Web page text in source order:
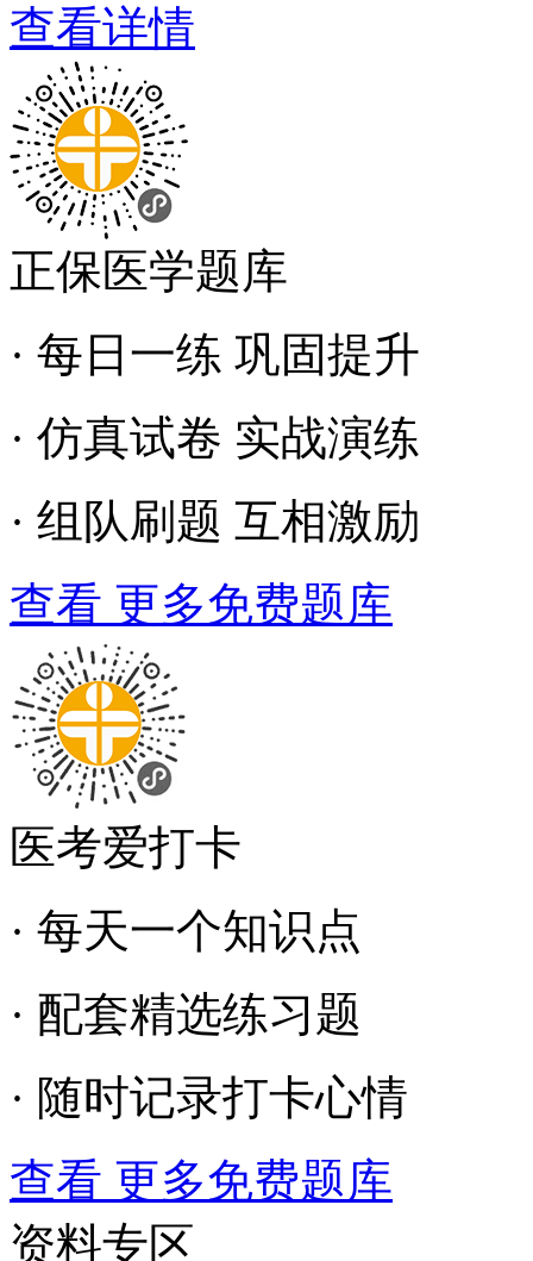
查看详情
正保医学题库
· 每日一练 巩固提升
· 仿真试卷 实战演练
· 组队刷题 互相激励
查看 更多免费题库
医考爱打卡
· 每天一个知识点
· 配套精选练习题
· 随时记录打卡心情
查看 更多免费题库
资料专区